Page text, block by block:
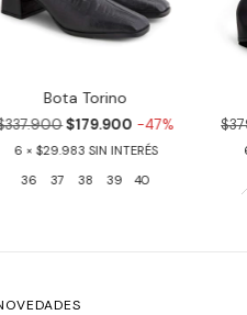
Bota Torino
$179.900 -47%
6
$29.983
36
37 38 39 40